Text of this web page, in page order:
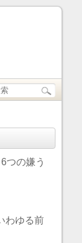
つの嫌う
わゆる前